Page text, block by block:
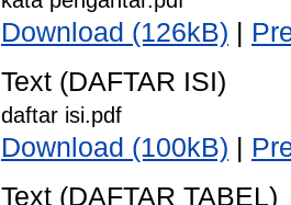
Download (126kB)
Text (DAFTAR ISI)
daftar isi.pdf
Download (100kB)
Text (DAFTAR TABEL)